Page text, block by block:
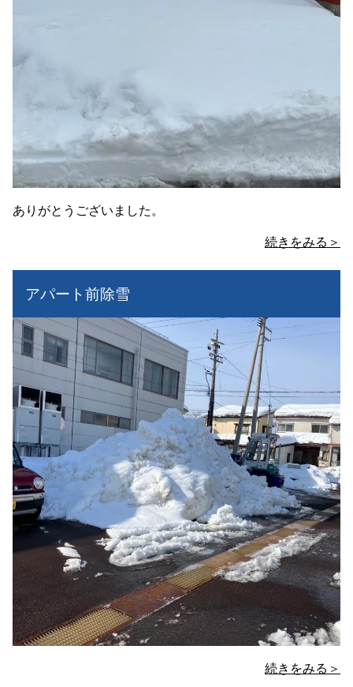
ありがとうございました。
続きをみる＞
アパート前除雪
続きをみる＞